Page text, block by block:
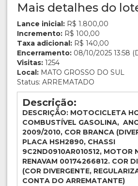
Mais detalhes do
Lance inicial: R$ 1.800,00
Incremento: R$ 100,00
Taxa adicional: R$ 140,00
Encerramento: 08/10/2025 13:58
Visitas: 1254
Local: MATO GROSSO DO SUL
Status: ARREMATADO
Descrição:
DESCRIÇÃO: MOTOCICLETA
COMBUSTÍVEL GASOLINA,
2009/2010, COR BRANCA
PLACA HSH2890, CHASSI
9C2ND0910AR010512, MOTOR
RENAVAM 00174266812. COR
(COR DIVERGENTE,
CONTA DO ARREMATANTE)